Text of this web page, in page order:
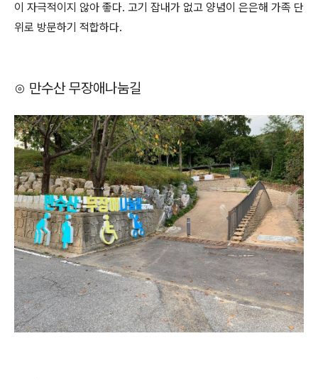
이 자극적이지 않아 좋다. 고기 잡내가 없고 양념이 은은해 가족 단
위로 방문하기 적합하다.
⊙ 만수산 무장애나눔길